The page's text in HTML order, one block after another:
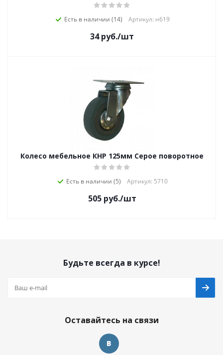
Есть в наличии (14) Артикул: н619
34руб./шт
Колесо мебельное КНР 125мм Серое поворотное
Есть в наличии (5) Артикул: 5710
505руб./шт
Будьте всегда в курсе!
Оставайтесь на связи